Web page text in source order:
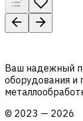
Ваш надежный
оборудования и
© 2023 — 2026